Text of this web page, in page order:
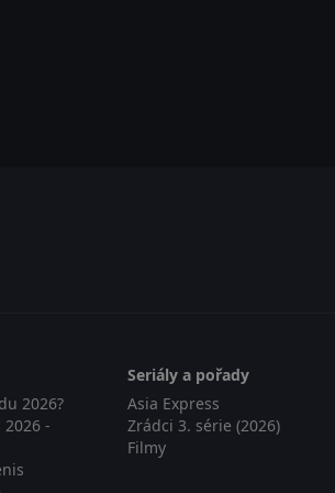
2026?
-
Seriály a pořady
Asia Express
Zrádci 3. série (2026)
Filmy